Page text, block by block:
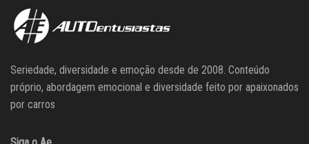
Seriedade, diversidade e emoção desde de 2008. Conteúdo
próprio, abordagem emocional e diversidade feito por apaixonados
por carros